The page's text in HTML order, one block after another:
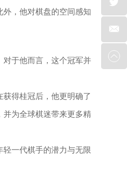
，他对棋盘的空间感知
对于他而言，这个冠军并
得桂冠后，他更明确了
为全球棋迷带来更多精
一代棋手的潜力与无限